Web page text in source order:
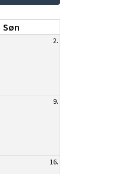
Søn
2.
9.
16.